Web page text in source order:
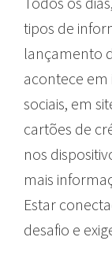
tipos de
lançamento
acontece em
sociais, em
cartões de
nos
mais
Estar
desafio e